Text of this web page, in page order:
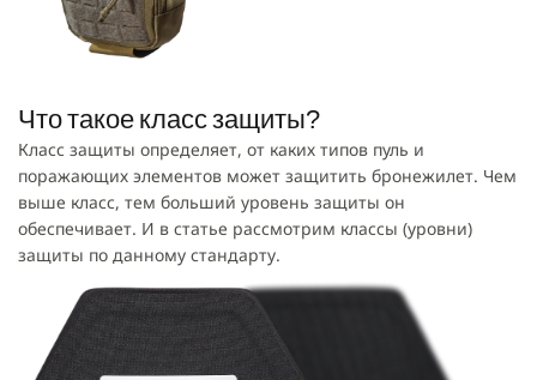
Что такое класс защиты?
Класс защиты определяет, от каких типов пуль и
поражающих элементов может защитить бронежилет. Чем
выше класс, тем больший уровень защиты он
обеспечивает. И в статье рассмотрим классы (уровни)
защиты по данному стандарту.